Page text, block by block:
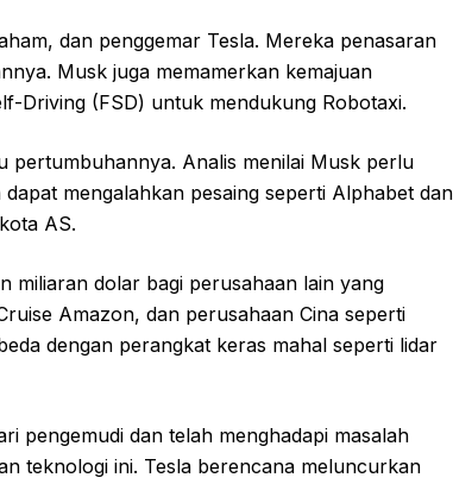
dan penggemar Tesla. Mereka penasaran
Musk juga memamerkan kemajuan
Driving (FSD) untuk mendukung Robotaxi.
pertumbuhannya. Analis menilai Musk perlu
mengalahkan pesaing seperti Alphabet dan
AS.
miliaran dolar bagi perusahaan lain yang
Amazon, dan perusahaan Cina seperti
dengan perangkat keras mahal seperti lidar
pengemudi dan telah menghadapi masalah
teknologi ini. Tesla berencana meluncurkan